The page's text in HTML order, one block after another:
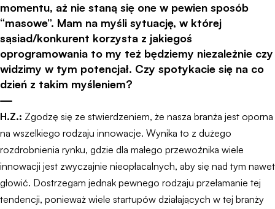
momentu, aż nie staną się one w pewien sposób
“masowe”. Mam na myśli sytuację, w której
sąsiad/konkurent korzysta z jakiegoś
oprogramowania to my też będziemy niezależnie czy
widzimy w tym potencjał. Czy spotykacie się na co
dzień z takim myśleniem?
H.Z.: Zgodzę się ze stwierdzeniem, że nasza branża jest oporna
na wszelkiego rodzaju innowacje. Wynika to z dużego
rozdrobnienia rynku, gdzie dla małego przewoźnika wiele
innowacji jest zwyczajnie nieopłacalnych, aby się nad tym nawet
głowić. Dostrzegam jednak pewnego rodzaju przełamanie tej
tendencji, ponieważ wiele startupów działających w tej branży